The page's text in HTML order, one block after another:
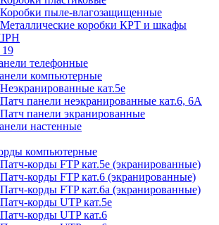
пыле-влагозащищенные
коробки КРТ и шкафы
телефонные
компьютерные
кат.5е
панели неэкранированные кат.6, 6А
панели экранированные
настенные
компьютерные
корды FTP кат.5е (экранированные)
корды FTP кат.6 (экранированные)
корды FTP кат.6а (экранированные)
корды UTP кат.5е
корды UTP кат.6